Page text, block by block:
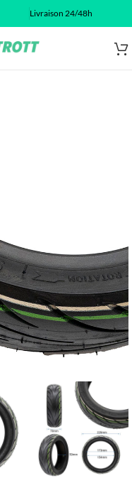
Livraison 24/48h